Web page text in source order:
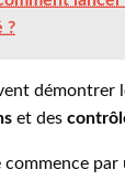
?
démontrer
et des